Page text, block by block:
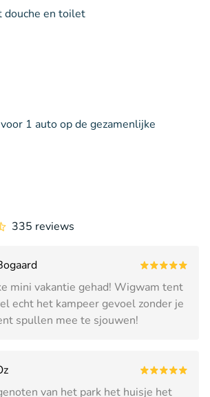
douche en toilet
1 auto op de gezamenlijke
335 reviews
mini vakantie gehad! Wigwam tent
echt het kampeer gevoel zonder je
spullen mee te sjouwen!
van het park het huisje het